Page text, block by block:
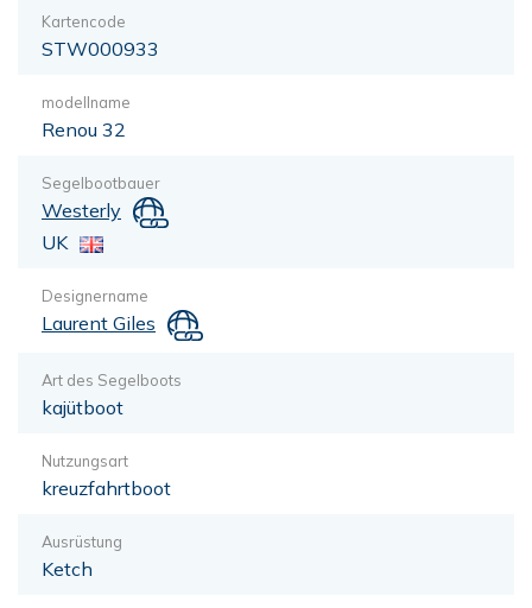
Kartencode
STW000933
modellname
Renou 32
Segelbootbauer
Westerly
UK
Designername
Laurent Giles
Art des Segelboots
kajütboot
Nutzungsart
kreuzfahrtboot
Ausrüstung
Ketch